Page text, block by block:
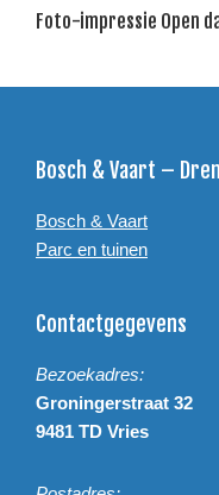
Foto-impressie Open
FooterBosch & Vaart –
Bosch & Vaart
Parc en tuinen
Contactgegevens
Bezoekadres:
Groningerstraat 32
9481 TD Vries